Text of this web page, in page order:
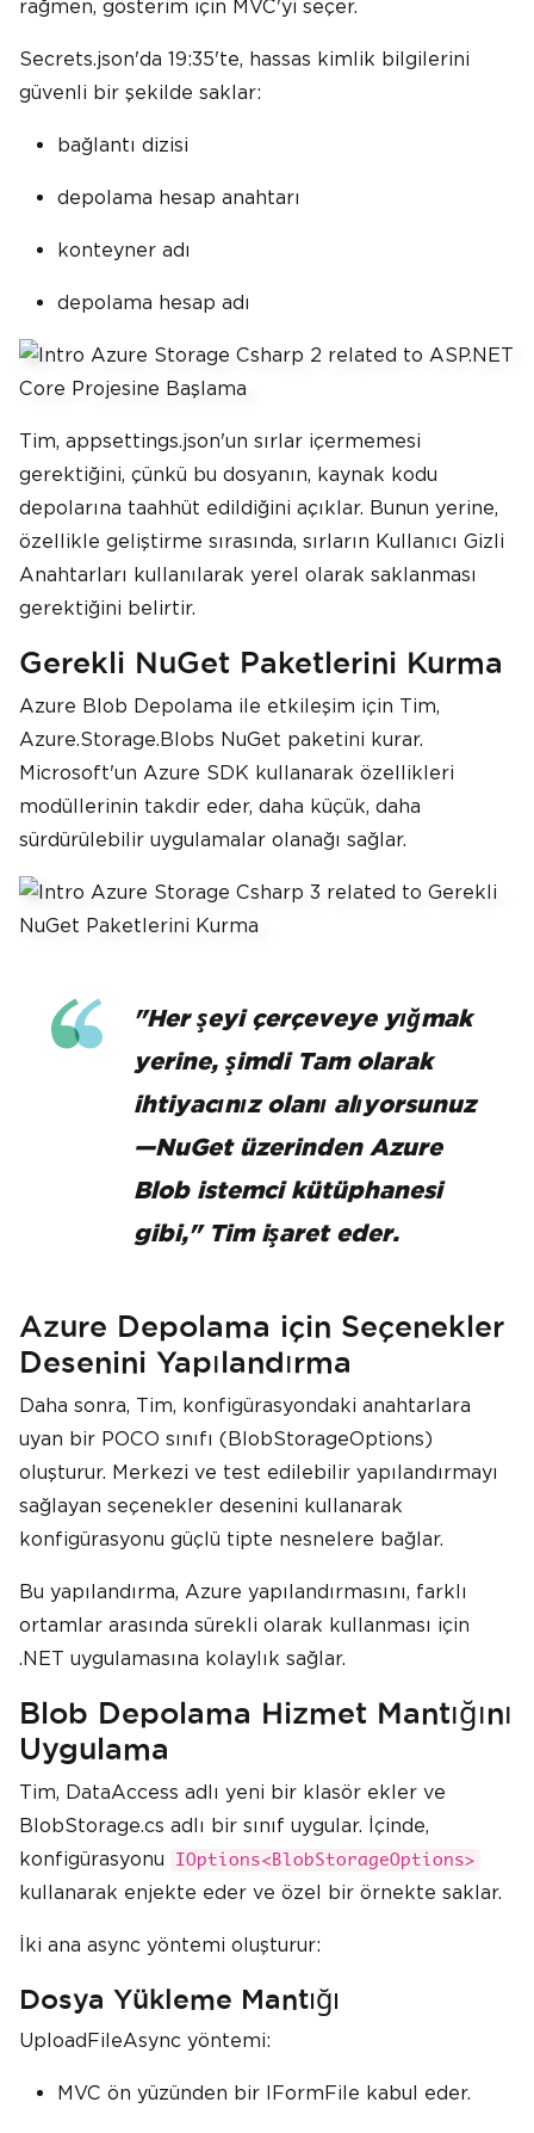
rağmen, gösterim için MVC'yi seçer.
Secrets.json'da 19:35'te, hassas kimlik bilgilerini
güvenli bir şekilde saklar:
bağlantı dizisi
depolama hesap anahtarı
konteyner adı
depolama hesap adı
Tim, appsettings.json'un sırlar içermemesi
gerektiğini, çünkü bu dosyanın, kaynak kodu
depolarına taahhüt edildiğini açıklar. Bunun yerine,
özellikle geliştirme sırasında, sırların Kullanıcı Gizli
Anahtarları kullanılarak yerel olarak saklanması
gerektiğini belirtir.
Gerekli NuGet Paketlerini Kurma
Azure Blob Depolama ile etkileşim için Tim,
Azure.Storage.Blobs NuGet paketini kurar.
Microsoft'un Azure SDK kullanarak özellikleri
modüllerinin takdir eder, daha küçük, daha
sürdürülebilir uygulamalar olanağı sağlar.
"Her şeyi çerçeveye yığmak
yerine, şimdi Tam olarak
ihtiyacınız olanı alıyorsunuz
—NuGet üzerinden Azure
Blob istemci kütüphanesi
gibi," Tim işaret eder.
Azure Depolama için Seçenekler
Desenini Yapılandırma
Daha sonra, Tim, konfigürasyondaki anahtarlara
uyan bir POCO sınıfı (BlobStorageOptions)
oluşturur. Merkezi ve test edilebilir yapılandırmayı
sağlayan seçenekler desenini kullanarak
konfigürasyonu güçlü tipte nesnelere bağlar.
Bu yapılandırma, Azure yapılandırmasını, farklı
ortamlar arasında sürekli olarak kullanması için
.NET uygulamasına kolaylık sağlar.
Blob Depolama Hizmet Mantığını
Uygulama
Tim, DataAccess adlı yeni bir klasör ekler ve
BlobStorage.cs adlı bir sınıf uygular. İçinde,
konfigürasyonu
IOptions<BlobStorageOptions>
kullanarak enjekte eder ve özel bir örnekte saklar.
İki ana async yöntemi oluşturur:
Dosya Yükleme Mantığı
UploadFileAsync yöntemi:
MVC ön yüzünden bir IFormFile kabul eder.